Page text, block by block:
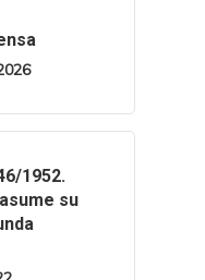
1952.
su